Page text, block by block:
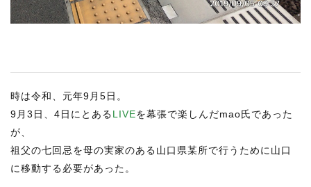
時は令和、元年9月5日。
9月3日、4日にとあるLIVEを幕張で楽しんだmao氏であった
が、
祖父の七回忌を母の実家のある山口県某所で行うために山口
に移動する必要があった。